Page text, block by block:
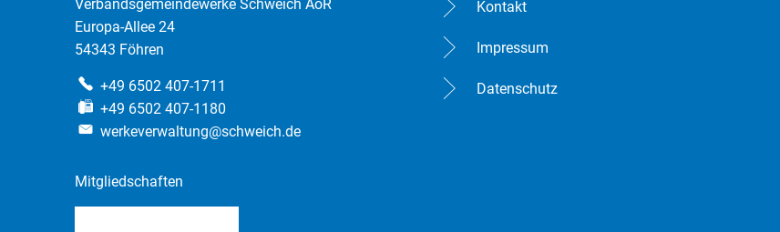
Verbandsgemeindewerke Schweich AöR
Europa-Allee 24
54343 Föhren
+49 6502 407-1711
+49 6502 407-1180
werkeverwaltung@schweich.de
Mitgliedschaften
Kontakt
Impressum
Datenschutz